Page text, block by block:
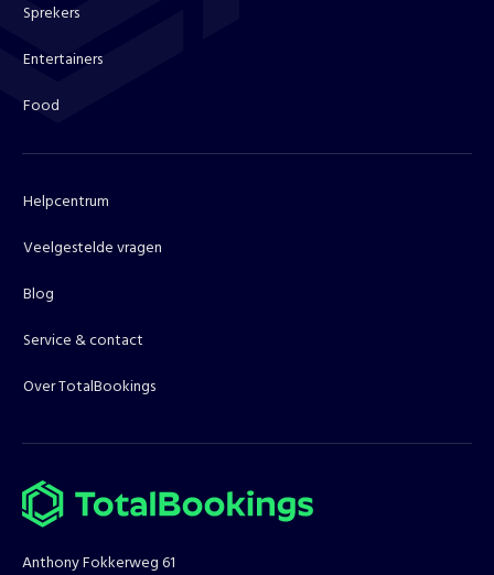
Sprekers
Entertainers
Food
Helpcentrum
Veelgestelde vragen
Blog
Service & contact
Over TotalBookings
Anthony Fokkerweg 61